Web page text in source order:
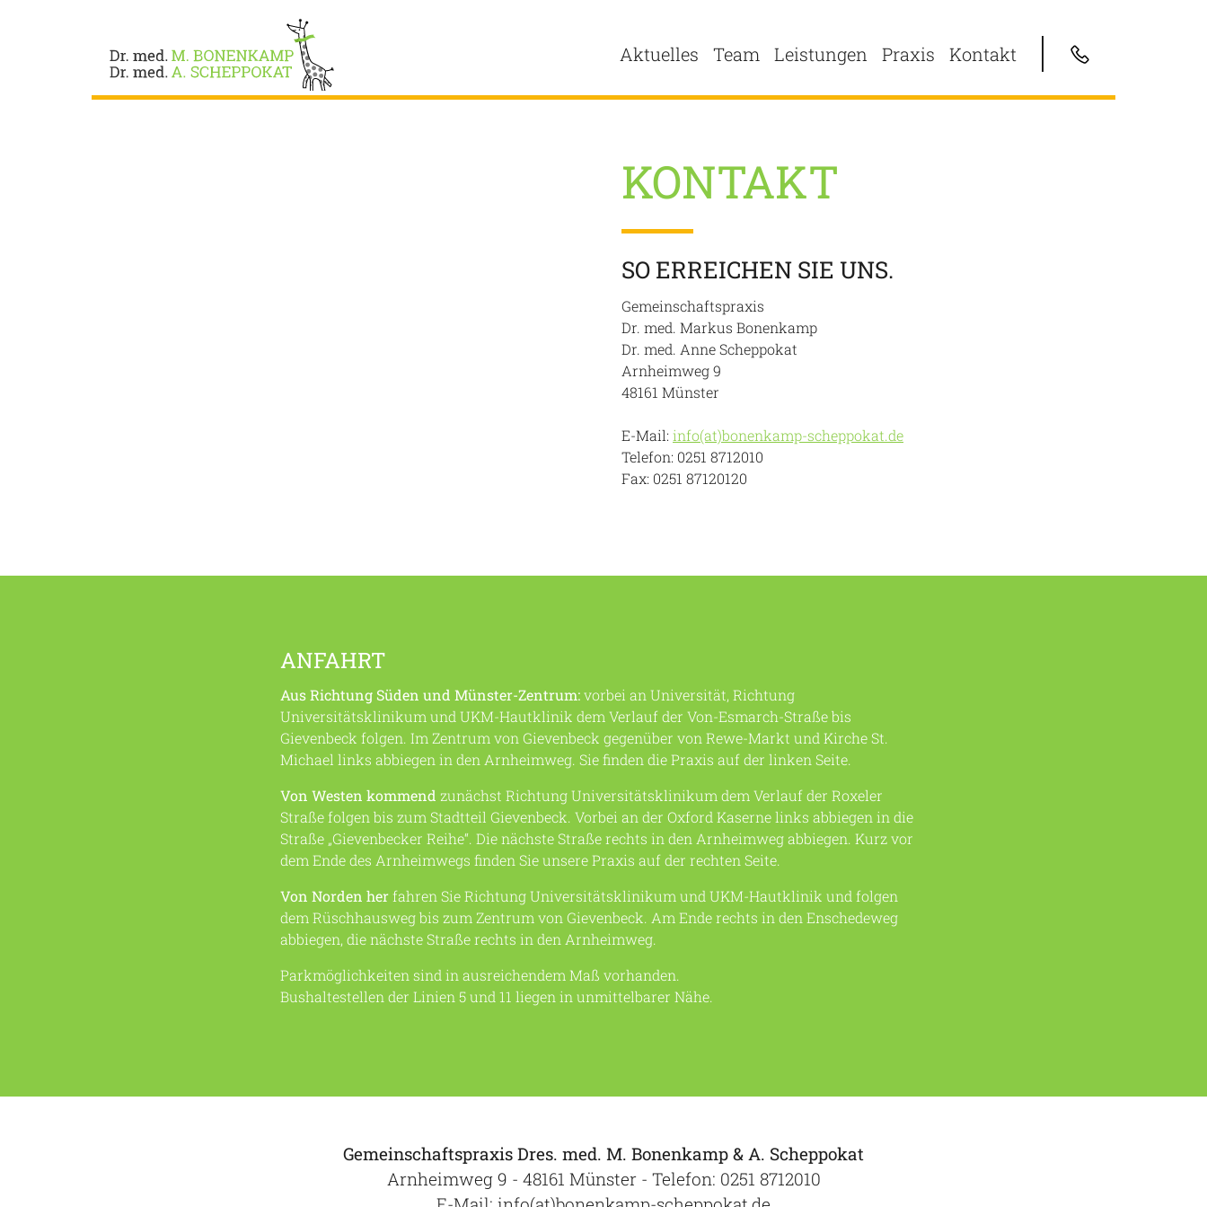
Aktuelles Team Leistungen Praxis Kontakt
KONTAKT
SO ERREICHEN SIE UNS.
Gemeinschaftspraxis
Dr. med. Markus Bonenkamp
Dr. med. Anne Scheppokat
Arnheimweg 9
48161 Münster
E-Mail: info(at)bonenkamp-scheppokat.de
Telefon: 0251 8712010
Fax: 0251 87120120
ANFAHRT
Aus Richtung Süden und Münster-Zentrum:vorbei an Universität, Richtung
Universitätsklinikum und UKM-Hautklinik dem Verlauf der Von-Esmarch-Straße bis
Gievenbeck folgen. Im Zentrum von Gievenbeck gegenüber von Rewe-Markt und Kirche St.
Michael links abbiegen in den Arnheimweg. Sie finden die Praxis auf der linken Seite.
Von Westen kommend zunächst Richtung Universitätsklinikum dem Verlauf der Roxeler
Straße folgen bis zum Stadtteil Gievenbeck. Vorbei an der Oxford Kaserne links abbiegen in die
Straße „Gievenbecker Reihe“. Die nächste Straße rechts in den Arnheimweg abbiegen. Kurz vor
dem Ende des Arnheimwegs finden Sie unsere Praxis auf der rechten Seite.
Von Norden herfahren Sie Richtung Universitätsklinikum und UKM-Hautklinik und folgen
dem Rüschhausweg bis zum Zentrum von Gievenbeck. Am Ende rechts in den Enschedeweg
abbiegen, die nächste Straße rechts in den Arnheimweg.
Parkmöglichkeiten sind in ausreichendem Maß vorhanden.
Bushaltestellen der Linien 5 und 11 liegen in unmittelbarer Nähe.
Gemeinschaftspraxis Dres. med. M. Bonenkamp & A. Scheppokat
Arnheimweg 9 - 48161 Münster - Telefon: 0251 8712010